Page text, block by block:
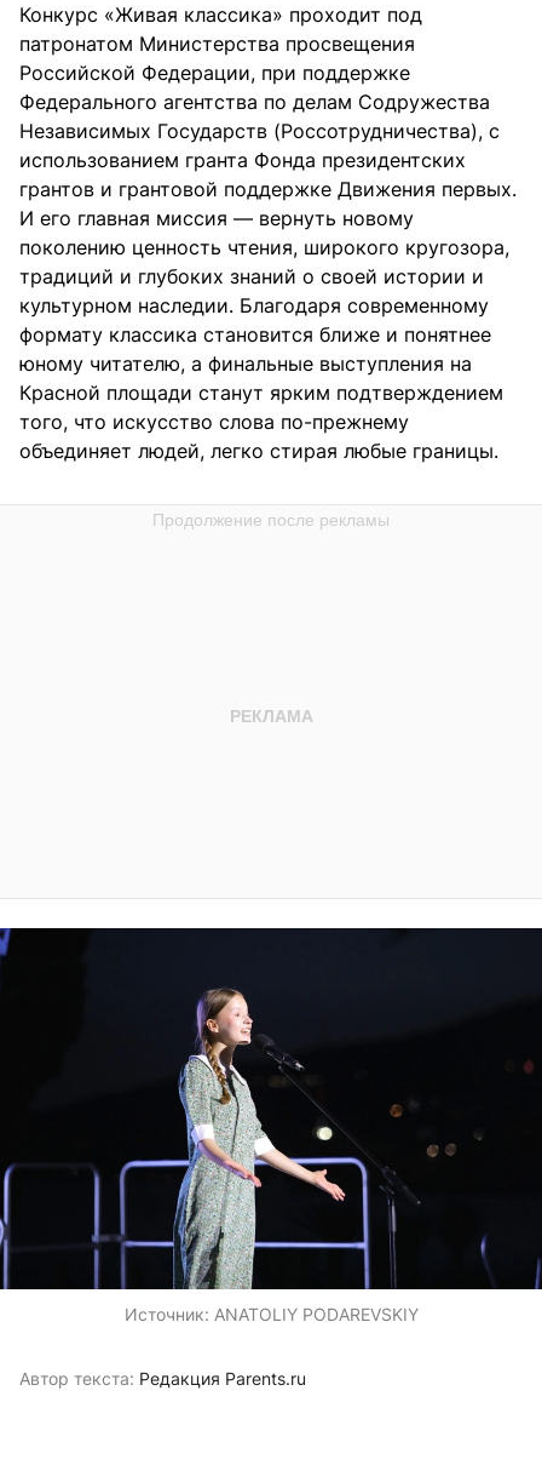
Конкурс «Живая классика» проходит под
патронатом Министерства просвещения
Российской Федерации, при поддержке
Федерального агентства по делам Содружества
Независимых Государств (Россотрудничества), с
использованием гранта Фонда президентских
грантов и грантовой поддержке Движения первых.
И его главная миссия — вернуть новому
поколению ценность чтения, широкого кругозора,
традиций и глубоких знаний о своей истории и
культурном наследии. Благодаря современному
формату классика становится ближе и понятнее
юному читателю, а финальные выступления на
Красной площади станут ярким подтверждением
того, что искусство слова по-прежнему
объединяет людей, легко стирая любые границы.
Источник: ANATOLIY PODAREVSKIY
Автор текста: Редакция Parents.ru